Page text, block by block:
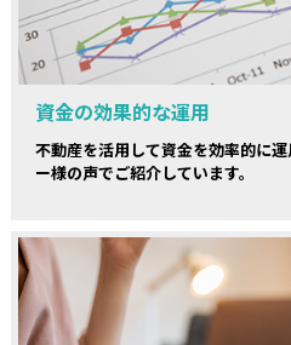
資金の効果的な運用
不動産を活用して資金を効率的に
ー様の声でご紹介しています。